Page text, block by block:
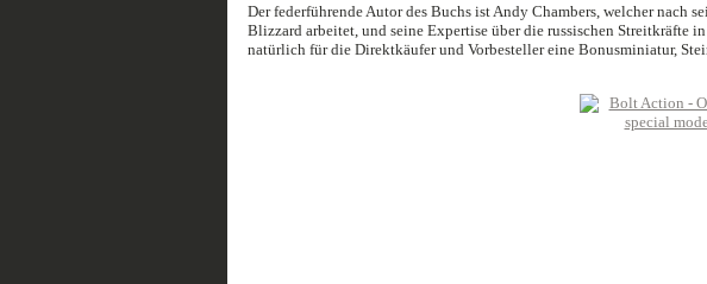
Der federführende Autor des Buchs ist Andy Chambers, welcher nach
Blizzard arbeitet, und seine Expertise über die russischen Streitkräfte
natürlich für die Direktkäufer und Vorbesteller eine Bonusminiatur,